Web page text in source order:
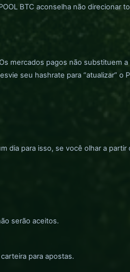
BTC aconselha não direcionar
mercados pagos não substituem
seu hashrate para “atualizar” o
dia para isso, se você olhar a
serão aceitos.
para apostas.